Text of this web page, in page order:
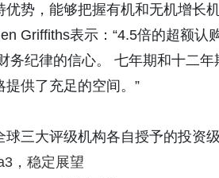
势，能够把握有机和无机增长
Griffiths表示：“4.5倍的超额
务纪律的信心。 七年期和十二
供了充足的空间。”
球三大评级机构各自授予的投资
，稳定展望